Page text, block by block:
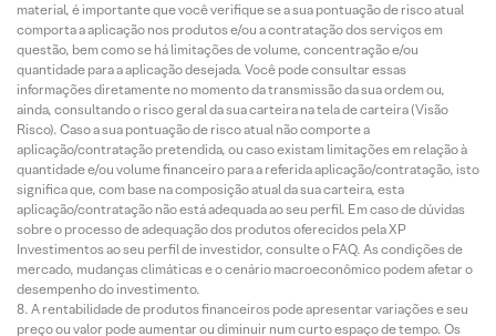
material, é importante que você verifique se a sua pontuação de risco atual
comporta a aplicação nos produtos e/ou a contratação dos serviços em
questão, bem como se há limitações de volume, concentração e/ou
quantidade para a aplicação desejada. Você pode consultar essas
informações diretamente no momento da transmissão da sua ordem ou,
ainda, consultando o risco geral da sua carteira na tela de carteira (Visão
Risco). Caso a sua pontuação de risco atual não comporte a
aplicação/contratação pretendida, ou caso existam limitações em relação à
quantidade e/ou volume financeiro para a referida aplicação/contratação, isto
significa que, com base na composição atual da sua carteira, esta
aplicação/contratação não está adequada ao seu perfil. Em caso de dúvidas
sobre o processo de adequação dos produtos oferecidos pela XP
Investimentos ao seu perfil de investidor, consulte o FAQ. As condições de
mercado, mudanças climáticas e o cenário macroeconômico podem afetar o
desempenho do investimento.
A rentabilidade de produtos financeiros pode apresentar variações e seu
preço ou valor pode aumentar ou diminuir num curto espaço de tempo. Os